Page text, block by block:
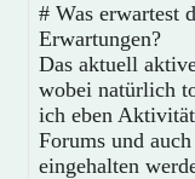
# Was erwartest
Erwartungen?
Das aktuell
wobei natürlich
ich eben
Forums und
eingehalten